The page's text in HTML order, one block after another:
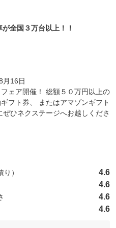
が全国３万台以上！！
月16日
ェア開催！ 総額５０万円以上の
フト券、 またはアマゾンギフト
ひネクステージへお越しくださ
中）
） 4.6
4.6
4.6
4.6